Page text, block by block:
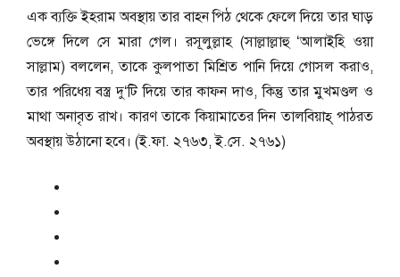
এক ব্যক্তি ইহরাম অবস্থায় তার বাহন পিঠ থেকে ফেলে দিয়ে তার ঘাড়
ভেঙ্গে দিলে সে মারা গেল। রসূলুল্লাহ (সাল্লাল্লাহু ‘আলাইহি ওয়া
সাল্লাম) বললেন, তাকে কুলপাতা মিশ্রিত পানি দিয়ে গোসল করাও,
তার পরিধেয় বস্ত্র দু‘টি দিয়ে তার কাফন দাও, কিন্তু তার মুখমণ্ডল ও
মাথা অনাবৃত রাখ। কারণ তাকে কিয়ামাতের দিন তালবিয়াহ্ পাঠরত
অবস্থায় উঠানো হবে। (ই.ফা. ২৭৬৩, ই.সে. ২৭৬১)